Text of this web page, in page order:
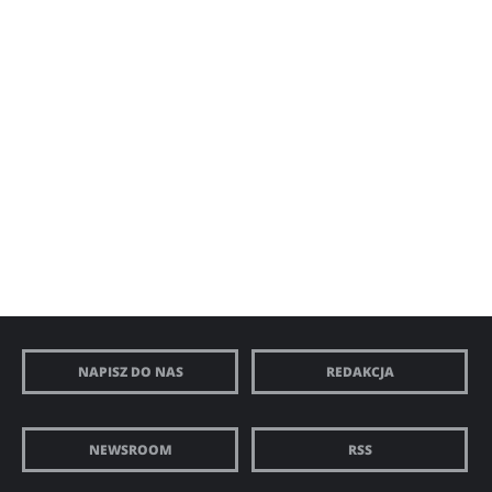
NAPISZ DO NAS REDAKCJA
NEWSROOM RSS